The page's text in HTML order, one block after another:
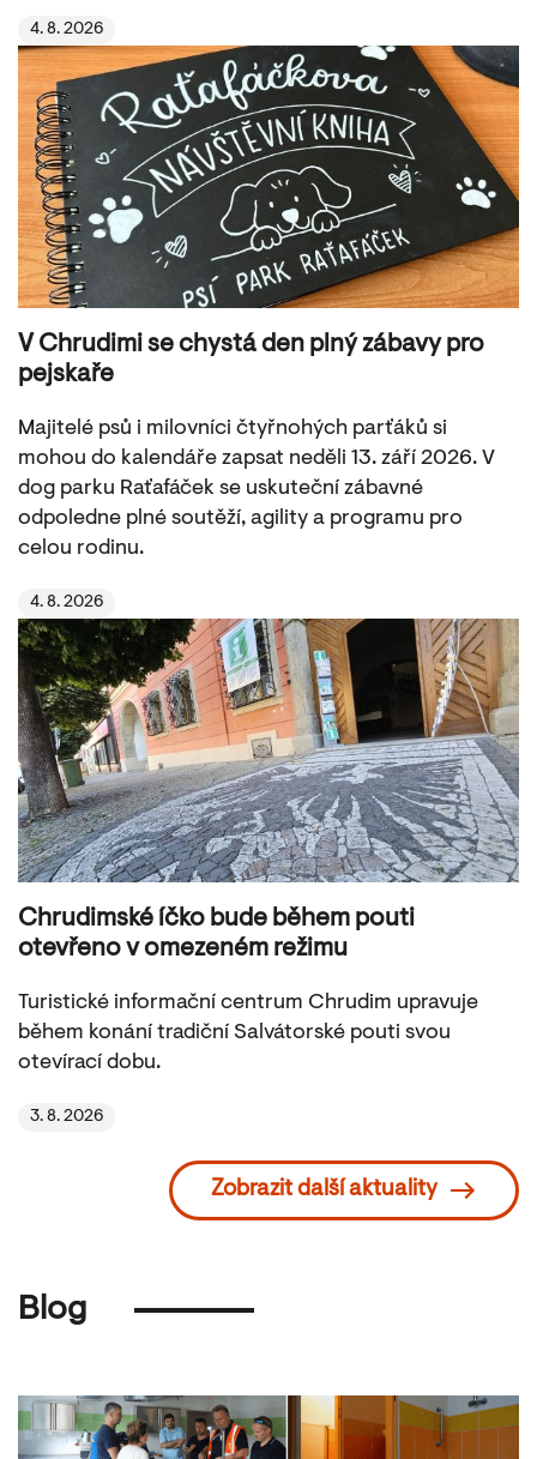
4. 8. 2026
V Chrudimi se chystá den plný zábavy pro
pejskaře
Majitelé psů i milovníci čtyřnohých parťáků si
mohou do kalendáře zapsat neděli 13. září 2026. V
dog parku Raťafáček se uskuteční zábavné
odpoledne plné soutěží, agility a programu pro
celou rodinu.
4. 8. 2026
Chrudimské íčko bude během pouti
otevřeno v omezeném režimu
Turistické informační centrum Chrudim upravuje
během konání tradiční Salvátorské pouti svou
otevírací dobu.
3. 8. 2026
Zobrazit další aktuality
Blog